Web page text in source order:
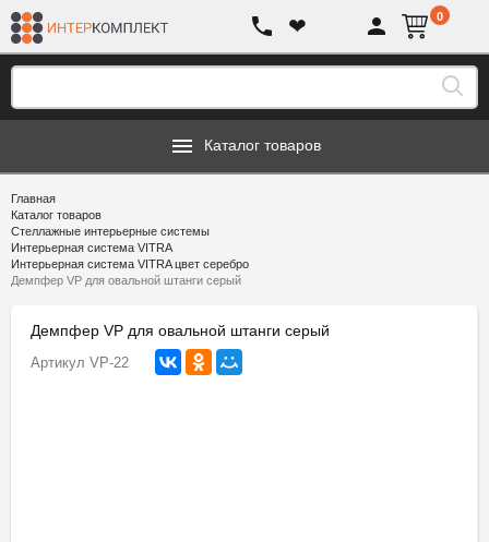
❤ 0
Каталог товаров
Главная
Каталог товаров
Стеллажные интерьерные системы
Интерьерная система VITRA
Интерьерная система VITRA цвет серебро
Демпфер VP для овальной штанги серый
Демпфер VP для овальной штанги серый
Артикул VP-22